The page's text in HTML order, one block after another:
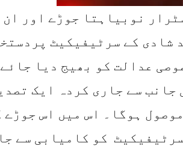
نوبیاہتا جوڑے اور
شادی کے سرٹیفیکیٹ
عدالت کو بھیج دیا
جانب سے جاری کردہ ایک
ہوگا۔ اس میں اس
کو کامیابی سے